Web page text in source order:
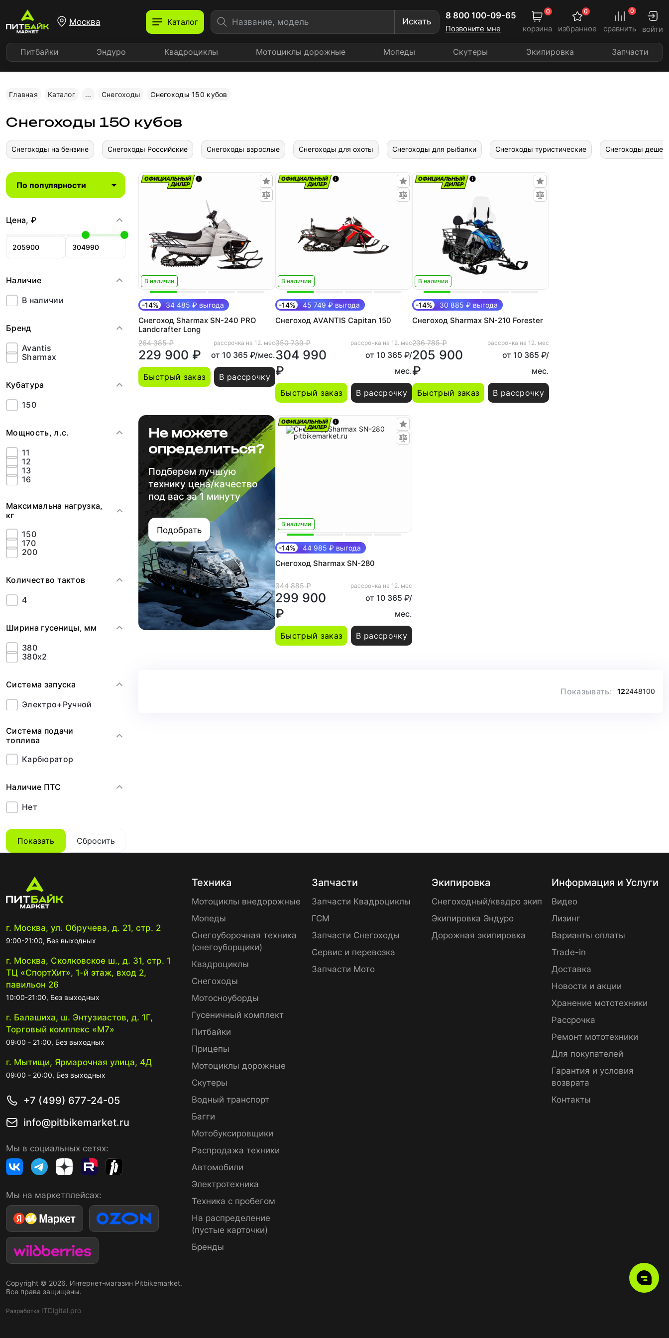
Москва Каталог Искать
8 800 100-09-65
Позвоните мне корзина
0
избранное
0
сравнить
0
войти
Питбайки Эндуро Квадроциклы Мотоциклы дорожные Мопеды Скутеры Экипировка Запчасти
Главная Каталог ... Снегоходы Снегоходы 150 кубов
Снегоходы 150 кубов
Снегоходы на бензине Снегоходы Российские Снегоходы взрослые Снегоходы для охоты Снегоходы для рыбалки Снегоходы туристические Снегоходы
Цена, ₽
Наличие
В наличии
Бренд
Avantis
Sharmax
Кубатура
150
Мощность, л.с.
11
12
13
16
Максимальна нагрузка,
кг
150
170
200
Количество тактов
4
Ширина гусеницы, мм
380
380х2
Система запуска
Электро+Ручной
Система подачи
топлива
Карбюратор
Наличие ПТС
Нет
Показать Сбросить
В наличии
-14% 34 485 ₽ выгода
Снегоход Sharmax SN-240 PRO
Landcrafter Long
264 385 ₽
229 900 ₽
рассрочка на 12. мес
от 10 365 ₽/мес.
Быстрый заказ В рассрочку
В наличии
-14% 45 749 ₽ выгода
Снегоход AVANTIS Capitan 150
350 739 ₽
304 990
₽
рассрочка на 12. мес
от 10 365 ₽/
мес.
Быстрый заказ В рассрочку
В наличии
-14% 30 885 ₽ выгода
Снегоход Sharmax SN-210 Forester
236 785 ₽
205 900
₽
рассрочка на 12. мес
от 10 365 ₽/
мес.
Быстрый заказ В рассрочку
Не можете
определиться?
Подберем лучшую
технику цена/качество
под вас за 1 минуту
Подобрать
В наличии
-14% 44 985 ₽ выгода
Снегоход Sharmax SN-280
344 885 ₽
299 900
₽
рассрочка на 12. мес
от 10 365 ₽/
мес.
Быстрый заказ В рассрочку
Показывать: 122448100
г. Москва, ул. Обручева, д. 21, стр. 2
9:00-21:00, Без выходных
г. Москва, Сколковское ш., д. 31, стр. 1
ТЦ «СпортХит», 1-й этаж, вход 2,
павильон 26
10:00-21:00, Без выходных
г. Балашиха, ш. Энтузиастов, д. 1Г,
Торговый комплекс «М7»
09:00 - 21:00, Без выходных
г. Мытищи, Ярмарочная улица, 4Д
09:00 - 20:00, Без выходных
+7 (499) 677-24-05
info@pitbikemarket.ru
Мы в социальных сетях:
Мы на маркетплейсах:
Copyright © 2026. Интернет-магазин Pitbikemarket.
Все права защищены.
Разработка ITDigital.pro
Техника
Мотоциклы внедорожные
Мопеды
Снегоуборочная техника
(снегоуборщики)
Квадроциклы
Снегоходы
Мотосноуборды
Гусеничный комплект
Питбайки
Прицепы
Мотоциклы дорожные
Скутеры
Водный транспорт
Багги
Мотобуксировщики
Распродажа техники
Автомобили
Электротехника
Техника с пробегом
На распределение
(пустые карточки)
Бренды
Запчасти
Запчасти Квадроциклы
ГСМ
Запчасти Снегоходы
Сервис и перевозка
Запчасти Мото
Экипировка
Снегоходный/квадро экип
Экипировка Эндуро
Дорожная экипировка
Информация и Услуги
Видео
Лизинг
Варианты оплаты
Trade-in
Доставка
Новости и акции
Хранение мототехники
Рассрочка
Ремонт мототехники
Для покупателей
Гарантия и условия
возврата
Контакты